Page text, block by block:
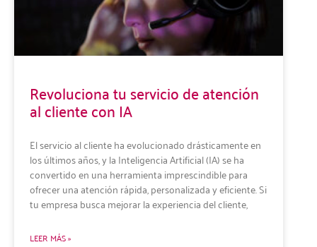
Revoluciona tu servicio de atención
al cliente con IA
El servicio al cliente ha evolucionado drásticamente en
los últimos años, y la Inteligencia Artificial (IA) se ha
convertido en una herramienta imprescindible para
ofrecer una atención rápida, personalizada y eficiente. Si
tu empresa busca mejorar la experiencia del cliente,
LEER MÁS »